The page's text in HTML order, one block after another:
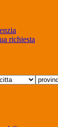
richiesta